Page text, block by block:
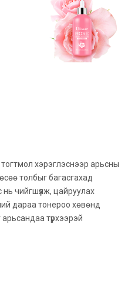
хэрэглэснээр арьсны
толбыг багасгахад
чийгшүүлж, цайруулах
дараа тонероо хөвөнд
түрхээрэй